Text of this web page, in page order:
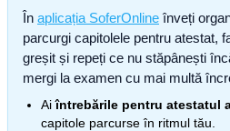
În aplicația SoferOnline înveți
parcurgi capitolele pentru atestat,
greșit și repeți ce nu stăpânești
mergi la examen cu mai multă
Aiîntrebările pentru atestatul
capitole parcurse în ritmul tău.